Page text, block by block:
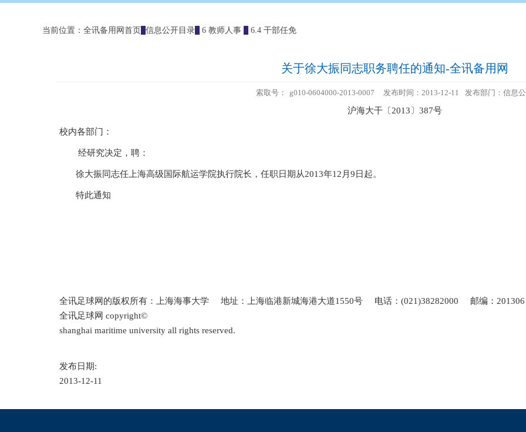
当前位置： 全讯备用网首页 信息公开目录 6 教师人事 6.4 干部任免
关于徐大振同志职务聘任的通知-全讯备用网
索取号： g010-0604000-2013-0007 发布时间：2013-12-11 发布部门：信息
沪海大干〔2013〕387号
校内各部门：
经研究决定，聘：
徐大振同志任上海高级国际航运学院执行院长，任职日期从2013年12月9日起。
特此通知
全讯足球网的版权所有：上海海事大学 地址：上海临港新城海港大道1550号 电话：(021)38282000 邮编：201306
全讯足球网 copyright©
shanghai maritime university all rights reserved.
发布日期:
2013-12-11